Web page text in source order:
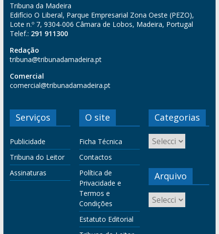
Tribuna da Madeira
Edifício O Liberal, Parque Empresarial Zona Oeste (PEZO),
Lote n.º 7, 9304-006 Câmara de Lobos, Madeira, Portugal
Telef.: 291 911300
Redação
tribuna@tribunadamadeira.pt
Comercial
comercial@tribunadamadeira.pt
Serviços
Publicidade
Tribuna do Leitor
Assinaturas
O site
Ficha Técnica
Contactos
Política de
Privacidade e
Termos e
Condições
Estatuto Editorial
Categorias
Arquivo